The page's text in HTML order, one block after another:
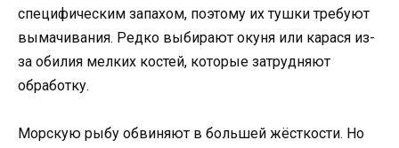
специфическим запахом, поэтому их тушки требуют
вымачивания. Редко выбирают окуня или карася из-
за обилия мелких костей, которые затрудняют
обработку.
Морскую рыбу обвиняют в большей жёсткости. Но